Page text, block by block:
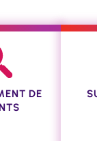
DE